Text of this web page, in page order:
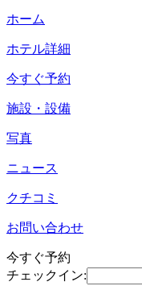
ホーム
ホテル詳細
今すぐ予約
施設・設備
写真
ニュース
クチコミ
お問い合わせ
今すぐ予約
チェックイン: